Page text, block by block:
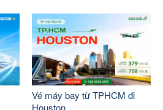
Vé máy bay từ TPHCM đi
Houston